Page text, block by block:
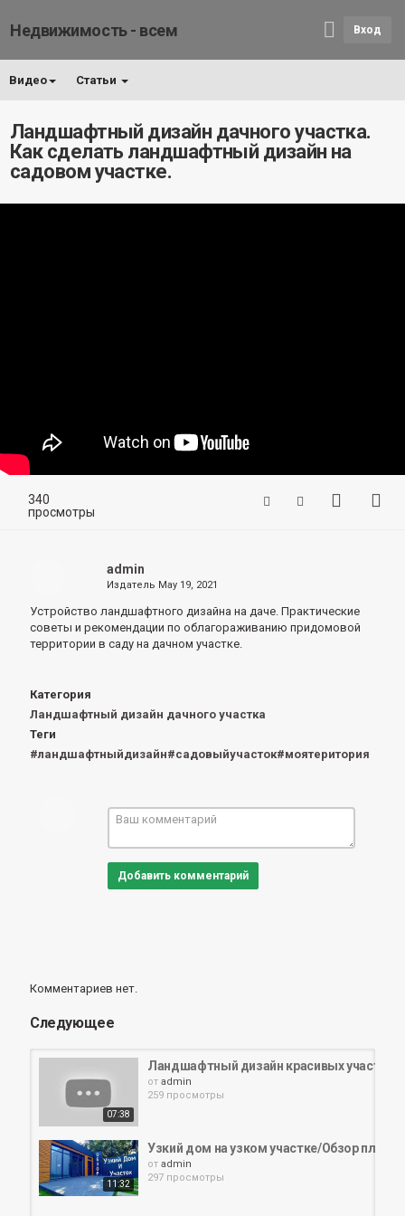
Недвижимость - всем Вход
Видео Статьи
Ландшафтный дизайн дачного участка.
Как сделать ландшафтный дизайн на
садовом участке.
340
просмотры
admin
Издатель May 19, 2021
Устройство ландшафтного дизайна на даче. Практические
советы и рекомендации по облагораживанию придомовой
территории в саду на дачном участке.
Категория
Ландшафтный дизайн дачного участка
Теги
#ландшафтныйдизайн#садовыйучасток#моятеритория
Добавить комментарий
Комментариев нет.
Следующее
07:38
Ландшафтный дизайн красивых участков
от admin
259 просмотры
11:32
Узкий дом на узком участке/Обзор
от admin
297 просмотры